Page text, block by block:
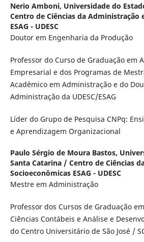
Nerio Amboni, Universidade do
Centro de Ciências da Administração
ESAG - UDESC
Doutor em Engenharia da Produção
Professor do Curso de Graduação em
Empresarial e dos Programas de
Acadêmico em Administração e do
Administração da UDESC/ESAG
Líder do Grupo de Pesquisa CNPq:
e Aprendizagem Organizacional
Paulo Sérgio de Moura Bastos,
Santa Catarina / Centro de Ciências
Socioeconômicas ESAG - UDESC
Mestre em Administração
Professor dos Cursos de Graduação
Ciências Contábeis e Análise e
do Centro Universitário de São José /